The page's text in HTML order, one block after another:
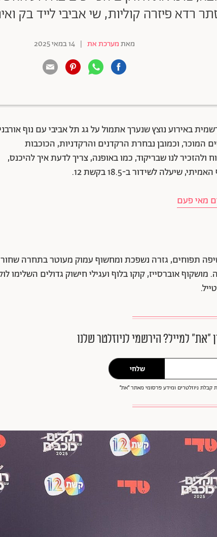
רדא פיזרה קוליות, שי אביבי לייד בק
מאתמערכת את | 14 במאי 2025
באירוע נוצץ שנערך אתמול על גג תל אביבי עם נוף
המוכר, וכמובן נבחרת הרקדנים והרקדניות, הכוכבות
לנו שבריקוד, כמו באופנה, צריך לדעת איך להיכנס,
מאי פעם
תפוחים, גזרה נשפכת ומחשוף עמוק מעוטר בתחרה
אוברסייז, קוקו בלוף ועגילי חישוק גדולים השלימו
״את״ למייל? הירשמי לניוזלטר שלנו
שלחי
קבלת ניוזלטרים ומידע פרסומי מאתר ״את״